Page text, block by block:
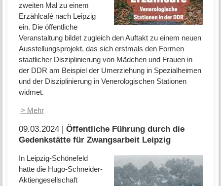
zweiten Mal zu einem
Erzählcafé nach Leipzig
ein. Die öffentliche
Veranstaltung bildet zugleich den Auftakt zu einem neuen
Ausstellungsprojekt, das sich erstmals den Formen
staatlicher Disziplinierung von Mädchen und Frauen in
der DDR am Beispiel der Umerziehung in Spezialheimen
und der Disziplinierung in Venerologischen Stationen
widmet.
> Mehr
09.03.2024 | Öffentliche Führung durch die
Gedenkstätte für Zwangsarbeit Leipzig
In Leipzig-Schönefeld
hatte die Hugo-Schneider-
Aktiengesellschaft